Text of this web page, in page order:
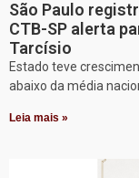
São Paulo
CTB-SP alerta
Tarcísio
Estado teve
abaixo da média
Leia mais »